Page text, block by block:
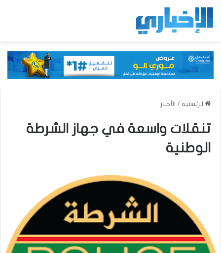
الرئيسية / الأخبار
تنقلات واسعة في جهاز الشرطة
الوطنية